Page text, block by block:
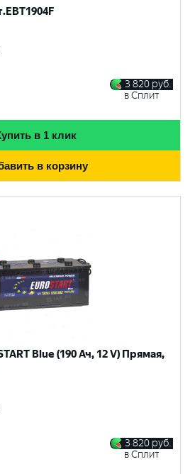
3 820 руб.
в Сплит
в 1 клик
в корзину
Blue (190 Ач, 12 V) Прямая,
3 820 руб.
в Сплит